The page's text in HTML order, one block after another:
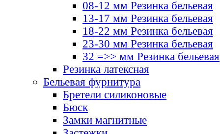
08-12 мм Резинка бельевая
13-17 мм Резинка бельевая
18-22 мм Резинка бельевая
23-30 мм Резинка бельевая
32 =>> мм Резинка бельевая
Резинка латексная
Бельевая фурнитура
Бретели силиконовые
Бюск
Замки магнитные